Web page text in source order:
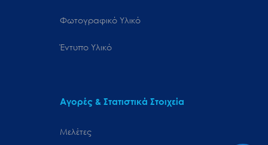
Φωτογραφικό Υλικό
Έντυπο Υλικό
Αγορές & Στατιστικά Στοιχεία
Μελέτες